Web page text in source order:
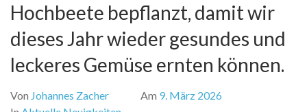
Hochbeete bepflanzt, damit wir
dieses Jahr wieder gesundes und
leckeres Gemüse ernten können.
Von Johannes Zacher Am 9. März 2026